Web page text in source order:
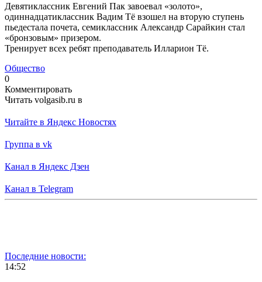
Девятиклассник Евгений Пак завоевал «золото»,
одиннадцатиклассник Вадим Тё взошел на вторую ступень
пьедестала почета, семиклассник Александр Сарайкин стал
«бронзовым» призером.
Тренирует всех ребят преподаватель Илларион Тё.
Общество
0
Комментировать
Читать volgasib.ru в
Читайте в Яндекс Новостях
Группа в vk
Канал в Яндекс Дзен
Канал в Telegram
Последние новости:
14:52